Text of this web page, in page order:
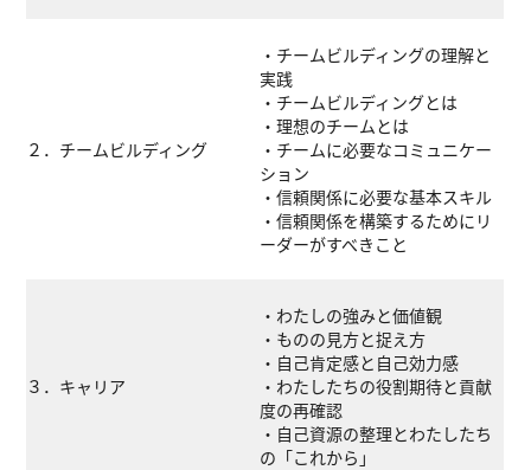
２．チームビルディング
・チームビルディングの理解と
実践
・チームビルディングとは
・理想のチームとは
・チームに必要なコミュニケー
ション
・信頼関係に必要な基本スキル
・信頼関係を構築するためにリ
ーダーがすべきこと
３．キャリア
・わたしの強みと価値観
・ものの見方と捉え方
・自己肯定感と自己効力感
・わたしたちの役割期待と貢献
度の再確認
・自己資源の整理とわたしたち
の「これから」